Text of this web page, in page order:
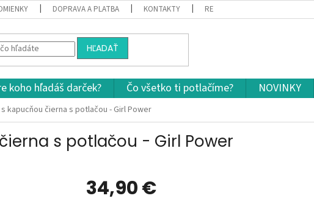
DOPRAVA A PLATBA KONTAKTY REKLAMÁCIA A VRÁTENIE TOVARU
HĽADAŤ
koho hľadáš darček? Čo všetko ti potlačíme? NOVINKY
kapucňou čierna s potlačou - Girl Power
s potlačou - Girl Power
34,90 €